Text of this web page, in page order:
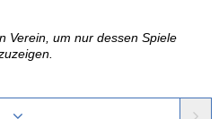
Verein, um nur dessen Spiele